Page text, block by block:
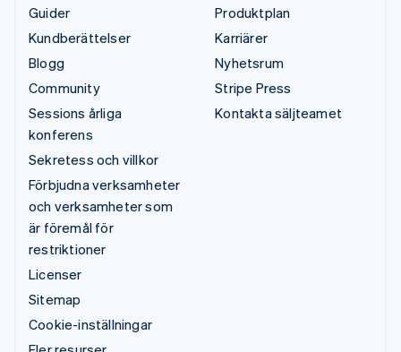
Guider
Kundberättelser
Blogg
Community
Sessions årliga
konferens
Sekretess och villkor
Förbjudna verksamheter
och verksamheter som
är föremål för
restriktioner
Licenser
Sitemap
Cookie-inställningar
Produktplan
Karriärer
Nyhetsrum
Stripe Press
Kontakta säljteamet